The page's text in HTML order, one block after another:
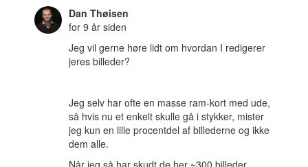
Dan Thøisen
for 9 år siden
Jeg vil gerne høre lidt om hvordan I redigerer
jeres billeder?
Jeg selv har ofte en masse ram-kort med ude,
så hvis nu et enkelt skulle gå i stykker, mister
jeg kun en lille procentdel af billederne og ikke
dem alle.
Når jeg så har skudt de her ~300 billeder,